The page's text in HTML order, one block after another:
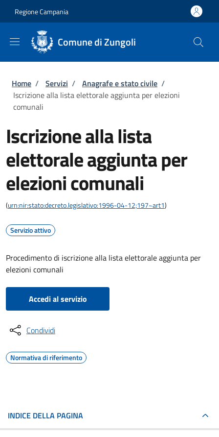
Regione Campania
Comune di Zungoli
Briciole di pane
Home / Servizi / Anagrafe e stato civile /
Iscrizione alla lista elettorale aggiunta per elezioni
comunali
Iscrizione alla lista
elettorale aggiunta per
elezioni comunali
(urn:nir:stato:decreto.legislativo:1996-04-12;197~art1)
Servizio attivo
Procedimento di iscrizione alla lista elettorale aggiunta per
elezioni comunali
Accedi al servizio
Condividi
Normativa di riferimento
INDICE DELLA PAGINA